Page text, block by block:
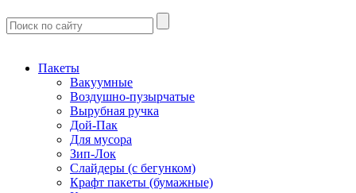
Пакеты
Вакуумные
Воздушно-пузырчатые
Вырубная ручка
Дой-Пак
Для мусора
Зип-Лок
Слайдеры (с бегунком)
Крафт пакеты (бумажные)